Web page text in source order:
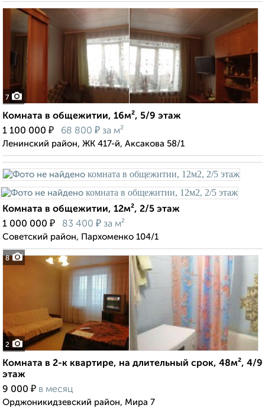
7
Комната в общежитии, 16м², 5/9 этаж
1 100 000 ₽ 68 800 ₽ за м²
Ленинский район, ЖК 417-й, Аксакова 58/1
8
Комната в общежитии, 12м², 2/5 этаж
1 000 000 ₽ 83 400 ₽ за м²
Советский район, Пархоменко 104/1
2
Комната в 2-к квартире, на длительный срок, 48м², 4/9
этаж
9 000 ₽ в месяц
Орджоникидзевский район, Мира 7